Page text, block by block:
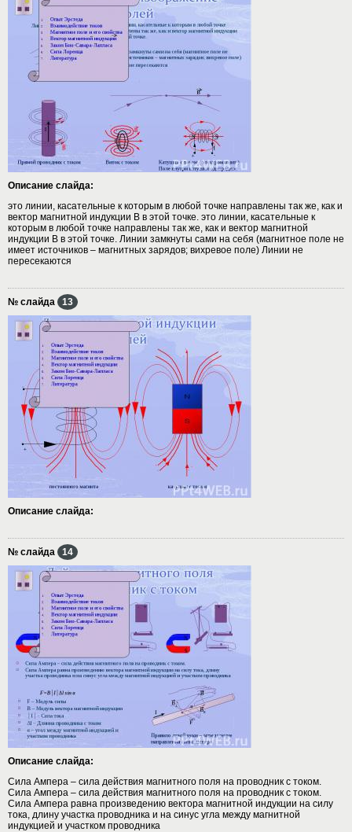
Описание слайда:
это линии, касательные к которым в любой точке направлены так же, как и
вектор магнитной индукции B в этой точке. это линии, касательные к
которым в любой точке направлены так же, как и вектор магнитной
индукции B в этой точке. Линии замкнуты сами на себя (магнитное поле не
имеет источников – магнитных зарядов; вихревое поле) Линии не
пересекаются
№ слайда 13
Описание слайда:
№ слайда 14
Описание слайда:
Сила Ампера – сила действия магнитного поля на проводник с током.
Сила Ампера – сила действия магнитного поля на проводник с током.
Сила Ампера равна произведению вектора магнитной индукции на силу
тока, длину участка проводника и на синус угла между магнитной
индукцией и участком проводника